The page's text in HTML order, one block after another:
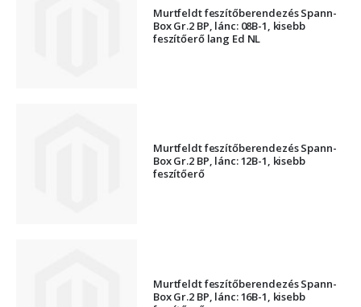
Murtfeldt feszítőberendezés Spann-
Box Gr.2 BP, lánc: 08B-1, kisebb
feszítőerő lang Ed NL
Murtfeldt feszítőberendezés Spann-
Box Gr.2 BP, lánc: 12B-1, kisebb
feszítőerő
Murtfeldt feszítőberendezés Spann-
Box Gr.2 BP, lánc: 16B-1, kisebb